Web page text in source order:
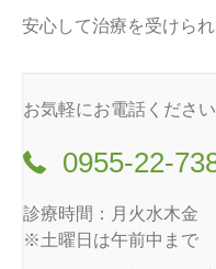
安心して治療を受けられ
お気軽にお電話ください
0955-22-
診療時間：月火水木金
※土曜日は午前中まで